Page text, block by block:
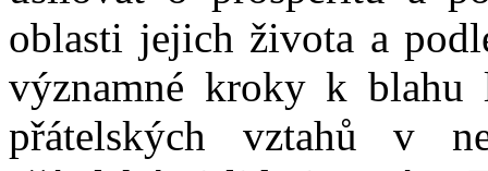
oblasti jejich života a
významné kroky k blahu
přátelských vztahů v